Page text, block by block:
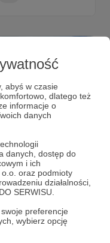
abyś w czasie
dlatego też
informacje o
danych
danych, dostęp do
i ich
oraz podmioty
działalności,
SERWISU.
preferencje
wybierz opcję
- 3 część (nr
i nagrodą za tę
Mamma Etna - tak